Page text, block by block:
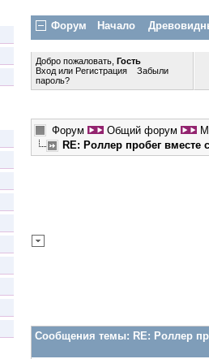
Форум Начало
Добро пожаловать,Гость
Входили Регистрация
Забыли
пароль?
Форум Общий форум
RE: Роллер пробег
Сообщения темы: RE: Роллер